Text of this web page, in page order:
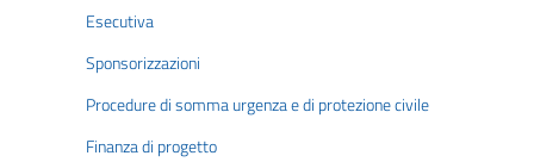
Esecutiva
Sponsorizzazioni
Procedure di somma urgenza e di protezione civile
Finanza di progetto